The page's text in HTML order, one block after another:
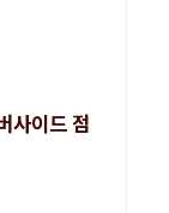
사이드 점